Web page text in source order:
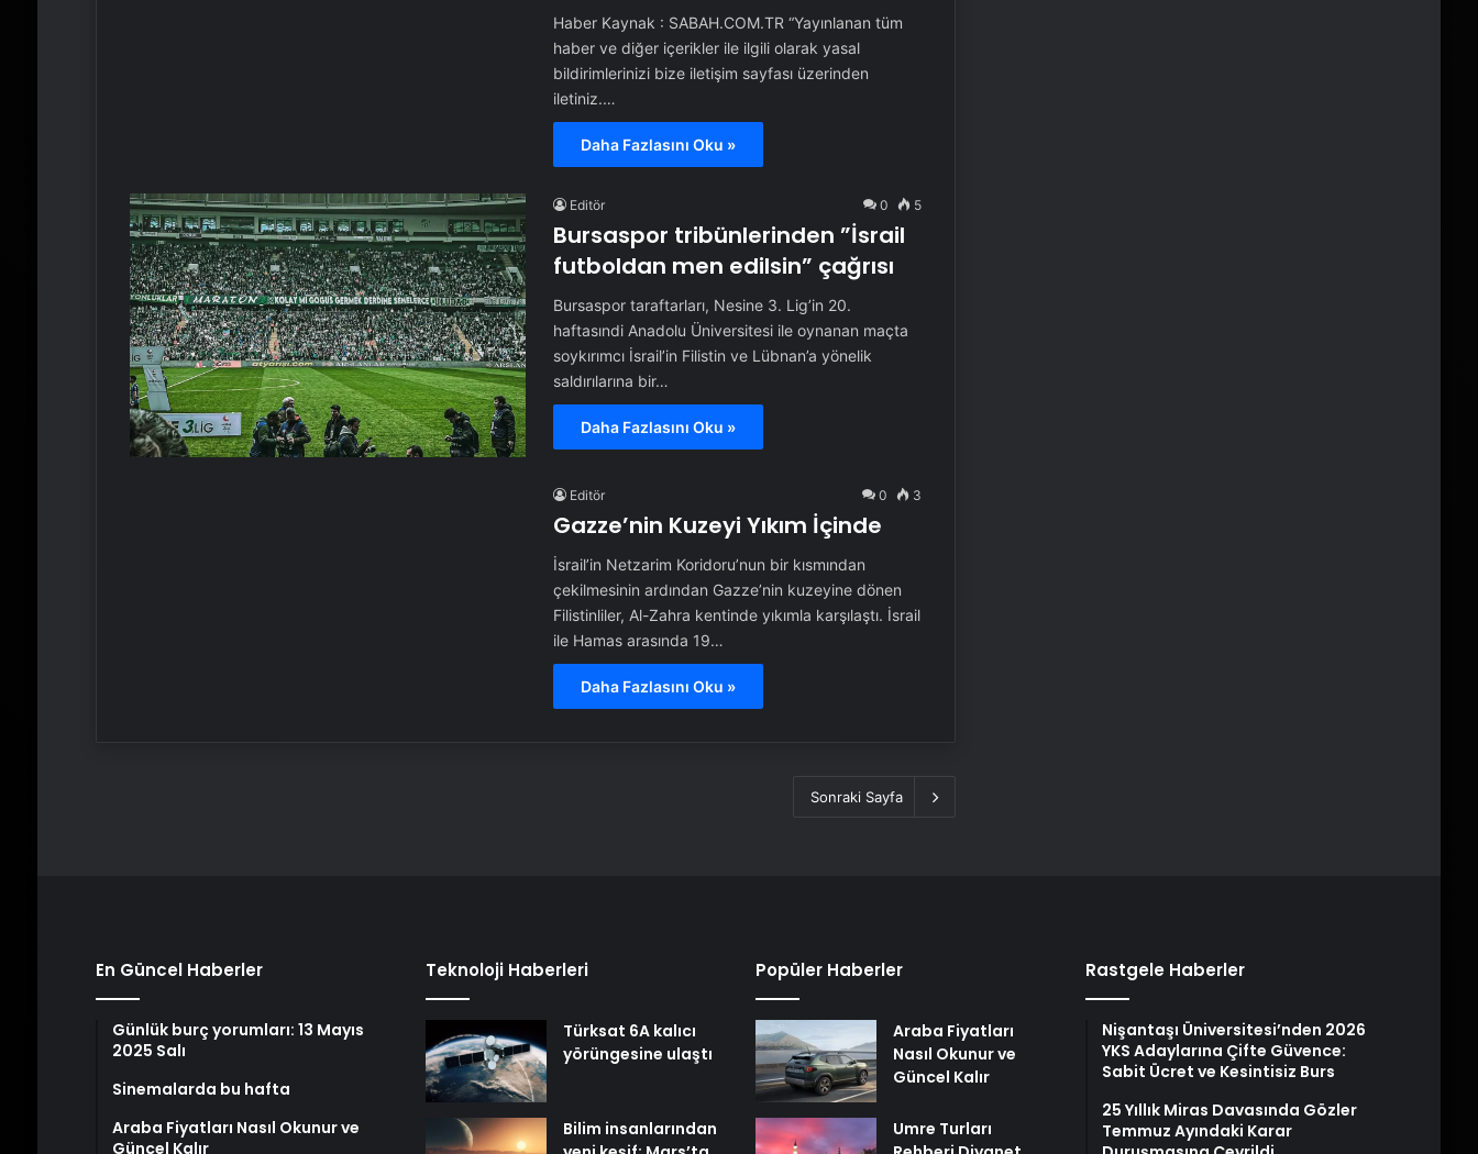
Haber Kaynak : SABAH.COM.TR “Yayınlanan tüm
haber ve diğer içerikler ile ilgili olarak yasal
bildirimlerinizi bize iletişim sayfası üzerinden
iletiniz.…
Daha Fazlasını Oku »
Editör 0 5
Bursaspor tribünlerinden ”İsrail
futboldan men edilsin” çağrısı
Bursaspor taraftarları, Nesine 3. Lig’in 20.
haftasındi Anadolu Üniversitesi ile oynanan maçta
soykırımcı İsrail’in Filistin ve Lübnan’a yönelik
saldırılarına bir…
Daha Fazlasını Oku »
Editör 0 3
Gazze’nin Kuzeyi Yıkım İçinde
İsrail’in Netzarim Koridoru’nun bir kısmından
çekilmesinin ardından Gazze’nin kuzeyine dönen
Filistinliler, Al-Zahra kentinde yıkımla karşılaştı. İsrail
ile Hamas arasında 19…
Daha Fazlasını Oku »
Sonraki Sayfa
En Güncel Haberler
Günlük burç yorumları: 13 Mayıs
2025 Salı
Sinemalarda bu hafta
Araba Fiyatları Nasıl Okunur ve
Güncel Kalır
Teknoloji Haberleri
Türksat 6A kalıcı
yörüngesine ulaştı
Bilim insanlarından
Popüler Haberler
Araba Fiyatları
Nasıl Okunur ve
Güncel Kalır
Umre Turları
Rastgele Haberler
Nişantaşı Üniversitesi’nden 2026
YKS Adaylarına Çifte Güvence:
Sabit Ücret ve Kesintisiz Burs
25 Yıllık Miras Davasında Gözler
Temmuz Ayındaki Karar